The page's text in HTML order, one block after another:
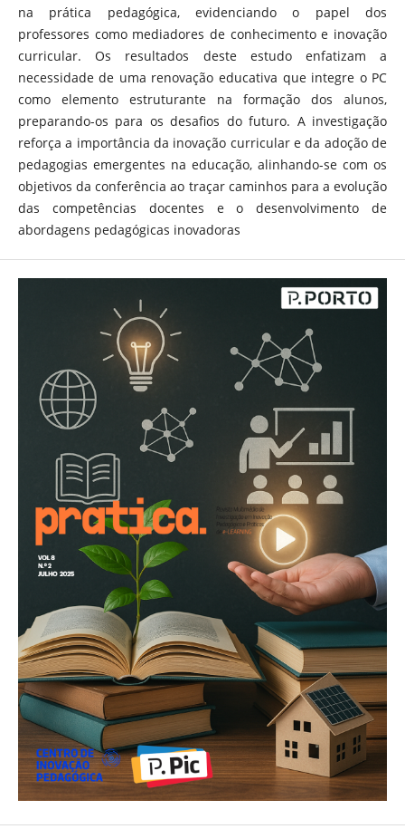
na prática pedagógica, evidenciando o papel dos
professores como mediadores de conhecimento e inovação
curricular. Os resultados deste estudo enfatizam a
necessidade de uma renovação educativa que integre o PC
como elemento estruturante na formação dos alunos,
preparando-os para os desafios do futuro. A investigação
reforça a importância da inovação curricular e da adoção de
pedagogias emergentes na educação, alinhando-se com os
objetivos da conferência ao traçar caminhos para a evolução
das competências docentes e o desenvolvimento de
abordagens pedagógicas inovadoras